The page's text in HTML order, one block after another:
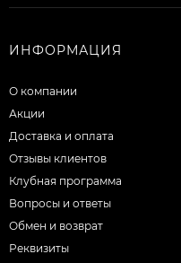
ИНФОРМАЦИЯ
О компании
Акции
Доставка и оплата
Отзывы клиентов
Клубная программа
Вопросы и ответы
Обмен и возврат
Реквизиты